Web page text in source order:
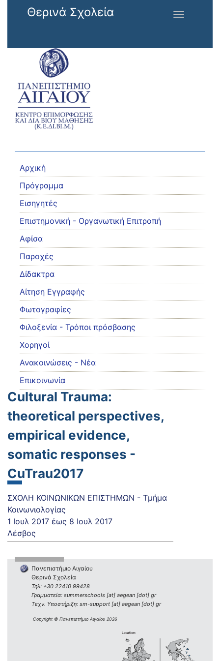
Παράκαμψη προς το κυρίως περιεχόμενο
Θερινά Σχολεία
Toggle
Αρχική
Πρόγραμμα
Εισηγητές
Eπιστημονική - Οργανωτική Επιτροπή
Αφίσα
Παροχές
Δίδακτρα
Αίτηση Εγγραφής
Φωτογραφίες
Φιλοξενία - Τρόποι πρόσβασης
Χορηγοί
Ανακοινώσεις - Νέα
Επικοινωνία
Cultural Trauma:
theoretical perspectives,
empirical evidence,
somatic responses -
CuTrau2017
ΣΧΟΛΗ ΚΟΙΝΩΝΙΚΩΝ ΕΠΙΣΤΗΜΩΝ - Τμήμα
Κοινωνιολογίας
1 Ιουλ 2017 έως 8 Ιουλ 2017
Λέσβος
Πανεπιστήμιο Αιγαίου
Θερινά Σχολεία
Τηλ: +30 22410 99428
Γραμματεία: summerschools [at] aegean [dot] gr
Τεχν. Υποστήριξη: sm-support [at] aegean [dot] gr
Copyright © Πανεπιστήμιο Αιγαίου 2026